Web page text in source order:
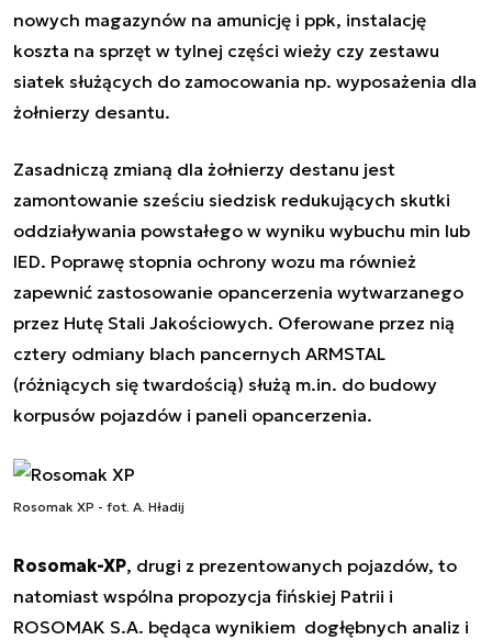
nowych magazynów na amunicję i ppk, instalację
koszta na sprzęt w tylnej części wieży czy zestawu
siatek służących do zamocowania np. wyposażenia dla
żołnierzy desantu.
Zasadniczą zmianą dla żołnierzy destanu jest
zamontowanie sześciu siedzisk redukujących skutki
oddziaływania powstałego w wyniku wybuchu min lub
IED. Poprawę stopnia ochrony wozu ma również
zapewnić zastosowanie opancerzenia wytwarzanego
przez Hutę Stali Jakościowych. Oferowane przez nią
cztery odmiany blach pancernych ARMSTAL
(różniących się twardością) służą m.in. do budowy
korpusów pojazdów i paneli opancerzenia.
Rosomak XP - fot. A. Hładij
Rosomak-XP, drugi z prezentowanych pojazdów, to
natomiast wspólna propozycja fińskiej Patrii i
ROSOMAK S.A. będąca wynikiem dogłębnych analiz i